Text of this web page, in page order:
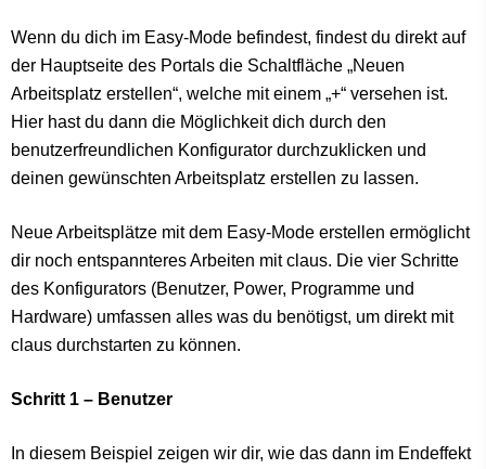
Wenn du dich im Easy-Mode befindest, findest du direkt auf
der Hauptseite des Portals die Schaltfläche „Neuen
Arbeitsplatz erstellen“, welche mit einem „+“ versehen ist.
Hier hast du dann die Möglichkeit dich durch den
benutzerfreundlichen Konfigurator durchzuklicken und
deinen gewünschten Arbeitsplatz erstellen zu lassen.
Neue Arbeitsplätze mit dem Easy-Mode erstellen ermöglicht
dir noch entspannteres Arbeiten mit claus. Die vier Schritte
des Konfigurators (Benutzer, Power, Programme und
Hardware) umfassen alles was du benötigst, um direkt mit
claus durchstarten zu können.
Schritt 1 – Benutzer
In diesem Beispiel zeigen wir dir, wie das dann im Endeffekt